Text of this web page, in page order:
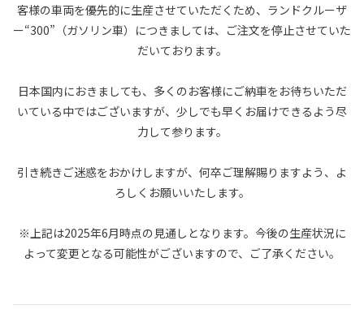
客様の車両を優先的に生産させていただくため、ランドクルーザ
ー“300”（ガソリン車）につきましては、ご注文を停止させていた
だいております。
日本国内におきましても、多くのお客様にご納車をお待ちいただ
いている中ではございますが、少しでも早くお届けできるよう尽
力して参ります。
引き続きご迷惑をおかけしますが、何卒ご理解賜りますよう、よ
ろしくお願いいたします。
※上記は2025年6月時点の見通しとなります。今後の生産状況に
よって変更となる可能性がございますので、ご了承ください。